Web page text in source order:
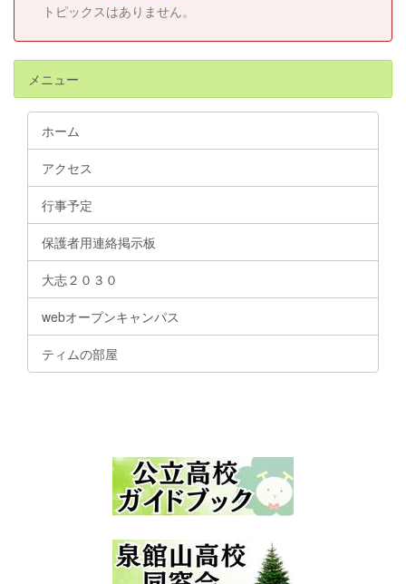
トピックスはありません。
メニュー
ホーム
アクセス
行事予定
保護者用連絡掲示板
大志２０３０
webオープンキャンパス
ティムの部屋